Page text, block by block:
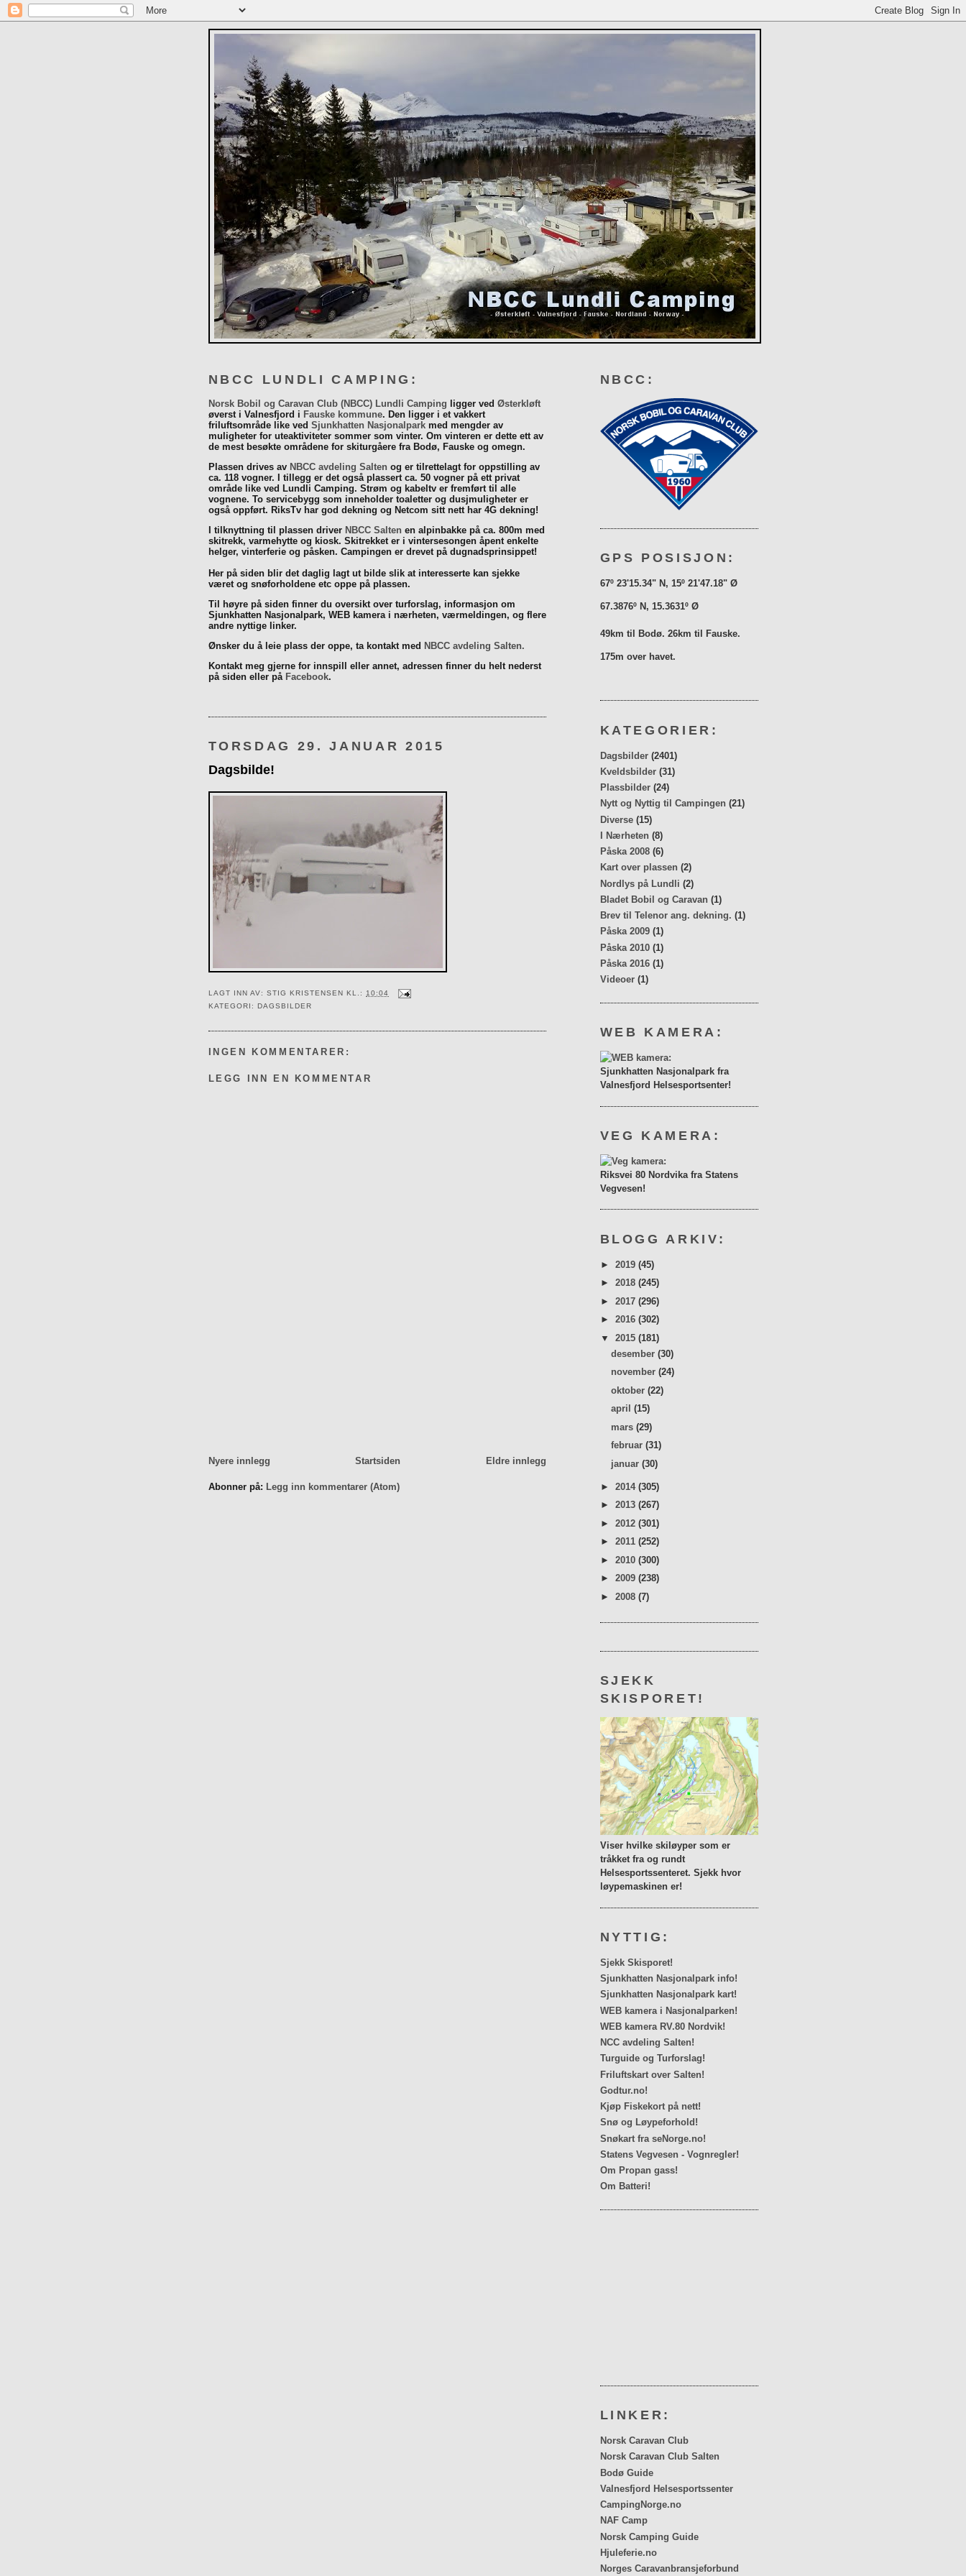
NBCC LUNDLI CAMPING:
Norsk Bobil og Caravan Club (NBCC) Lundli Camping ligger ved Østerkløft
øverst i Valnesfjord i Fauske kommune. Den ligger i et vakkert
friluftsområde like ved Sjunkhatten Nasjonalparkmed mengder av
muligheter for uteaktiviteter sommer som vinter. Om vinteren er dette ett av
de mest besøkte områdene for skiturgåere fra Bodø, Fauske og omegn.
Plassen drives av NBCC avdeling Salten og er tilrettelagt for oppstilling av
ca. 118 vogner. I tillegg er det også plassert ca. 50 vogner på ett privat
område like ved Lundli Camping. Strøm og kabeltv er fremført til alle
vognene. To servicebygg som inneholder toaletter og dusjmuligheter er
også oppført. RiksTv har god dekning og Netcom sitt nett har 4G dekning!
I tilknyttning til plassen driver NBCC Salten en alpinbakke på ca. 800m med
skitrekk, varmehytte og kiosk. Skitrekket er i vintersesongen åpent enkelte
helger, vinterferie og påsken. Campingen er drevet på dugnadsprinsippet!
Her på siden blir det daglig lagt ut bilde slik at interesserte kan sjekke
været og snøforholdene etc oppe på plassen.
Til høyre på siden finner du oversikt over turforslag, informasjon om
Sjunkhatten Nasjonalpark, WEB kamera i nærheten, værmeldingen, og flere
andre nyttige linker.
Ønsker du å leie plass der oppe, ta kontakt med NBCC avdeling Salten.
Kontakt meg gjerne for innspill eller annet, adressen finner du helt nederst
på siden eller på Facebook.
TORSDAG 29. JANUAR 2015
Dagsbilde!
LAGT INN AV: STIG KRISTENSEN KL.: 10:04
KATEGORI:
DAGSBILDER
INGEN KOMMENTARER:
LEGG INN EN KOMMENTAR
Nyere innlegg Eldre innlegg
Startsiden
Abonner på: Legg inn kommentarer (Atom)
NBCC:
GPS POSISJON:
67º 23'15.34" N, 15º 21'47.18" Ø
67.3876º N, 15.3631º Ø
49km til Bodø. 26km til Fauske.
175m over havet.
KATEGORIER:
Dagsbilder (2401)
Kveldsbilder (31)
Plassbilder (24)
Nytt og Nyttig til Campingen (21)
Diverse (15)
I Nærheten (8)
Påska 2008 (6)
Kart over plassen (2)
Nordlys på Lundli (2)
Bladet Bobil og Caravan (1)
Brev til Telenor ang. dekning. (1)
Påska 2009 (1)
Påska 2010 (1)
Påska 2016 (1)
Videoer (1)
WEB KAMERA:
Sjunkhatten Nasjonalpark fra
Valnesfjord Helsesportsenter!
VEG KAMERA:
Riksvei 80 Nordvika fra Statens
Vegvesen!
BLOGG ARKIV:
► 2019 (45)
► 2018 (245)
► 2017 (296)
► 2016 (302)
▼ 2015 (181)
desember(30)
november(24)
oktober(22)
april(15)
mars(29)
februar(31)
januar(30)
► 2014 (305)
► 2013 (267)
► 2012 (301)
► 2011 (252)
► 2010 (300)
► 2009 (238)
► 2008 (7)
SJEKK
SKISPORET!
Viser hvilke skiløyper som er
tråkket fra og rundt
Helsesportssenteret. Sjekk hvor
løypemaskinen er!
NYTTIG:
Sjekk Skisporet!
Sjunkhatten Nasjonalpark info!
Sjunkhatten Nasjonalpark kart!
WEB kamera i Nasjonalparken!
WEB kamera RV.80 Nordvik!
NCC avdeling Salten!
Turguide og Turforslag!
Friluftskart over Salten!
Godtur.no!
Kjøp Fiskekort på nett!
Snø og Løypeforhold!
Snøkart fra seNorge.no!
Statens Vegvesen - Vognregler!
Om Propan gass!
Om Batteri!
LINKER:
Norsk Caravan Club
Norsk Caravan Club Salten
Bodø Guide
Valnesfjord Helsesportssenter
CampingNorge.no
NAF Camp
Norsk Camping Guide
Hjuleferie.no
Norges Caravanbransjeforbund